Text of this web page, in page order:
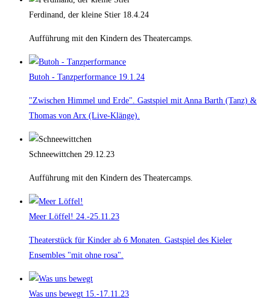
Ferdinand, der kleine Stier 18.4.24
Aufführung mit den Kindern des Theatercamps.
Butoh - Tanzperformance 19.1.24
"Zwischen Himmel und Erde". Gastspiel mit Anna Barth (Tanz) &
Thomas von Arx (Live-Klänge).
Schneewittchen 29.12.23
Aufführung mit den Kindern des Theatercamps.
Meer Löffel! 24.-25.11.23
Theaterstück für Kinder ab 6 Monaten. Gastspiel des Kieler
Ensembles "mit ohne rosa".
Was uns bewegt 15.-17.11.23